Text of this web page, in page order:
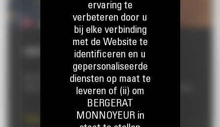
PARTS.CAT.COM
Al uw Cat®-onderdelen binnen handbereik
Doe de aankopen voor uw machine zelfstandig, via Parts.cat.com
ervaring te
verbeteren door u
bij elke verbinding
met de Website te
identificeren en u
gepersonaliseerde
diensten op maat te
leveren of (ii) om
BERGERAT
MONNOYEUR in